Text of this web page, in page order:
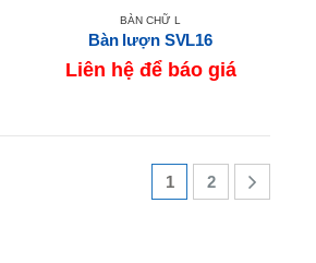
BÀN CHỮ L
Bàn lượn SVL16
Liên hệ để báo giá
1 2